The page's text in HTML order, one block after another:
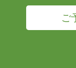
ご